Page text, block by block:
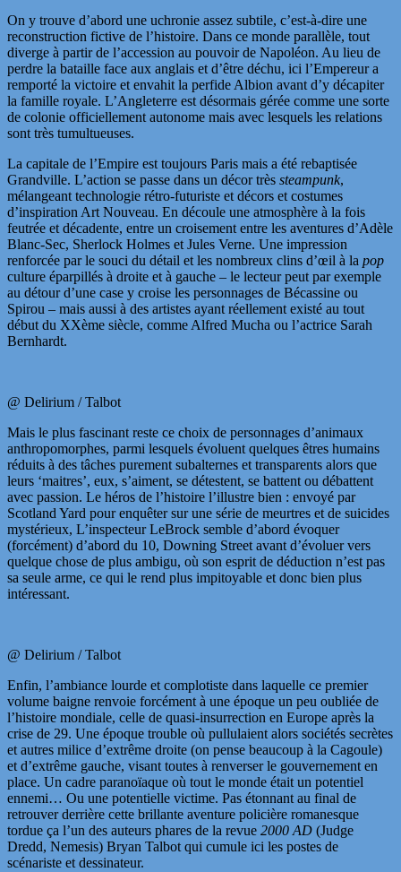
On y trouve d’abord une uchronie assez subtile, c’est-à-dire une
reconstruction fictive de l’histoire. Dans ce monde parallèle, tout
diverge à partir de l’accession au pouvoir de Napoléon. Au lieu de
perdre la bataille face aux anglais et d’être déchu, ici l’Empereur a
remporté la victoire et envahit la perfide Albion avant d’y décapiter
la famille royale. L’Angleterre est désormais gérée comme une sorte
de colonie officiellement autonome mais avec lesquels les relations
sont très tumultueuses.
La capitale de l’Empire est toujours Paris mais a été rebaptisée
Grandville. L’action se passe dans un décor très steampunk,
mélangeant technologie rétro-futuriste et décors et costumes
d’inspiration Art Nouveau. En découle une atmosphère à la fois
feutrée et décadente, entre un croisement entre les aventures d’Adèle
Blanc-Sec, Sherlock Holmes et Jules Verne. Une impression
renforcée par le souci du détail et les nombreux clins d’œil à la pop
culture éparpillés à droite et à gauche – le lecteur peut par exemple
au détour d’une case y croise les personnages de Bécassine ou
Spirou – mais aussi à des artistes ayant réellement existé au tout
début du XXème siècle, comme Alfred Mucha ou l’actrice Sarah
Bernhardt.
@ Delirium / Talbot
Mais le plus fascinant reste ce choix de personnages d’animaux
anthropomorphes, parmi lesquels évoluent quelques êtres humains
réduits à des tâches purement subalternes et transparents alors que
leurs ‘maitres’, eux, s’aiment, se détestent, se battent ou débattent
avec passion. Le héros de l’histoire l’illustre bien : envoyé par
Scotland Yard pour enquêter sur une série de meurtres et de suicides
mystérieux, L’inspecteur LeBrock semble d’abord évoquer
(forcément) d’abord du 10, Downing Street avant d’évoluer vers
quelque chose de plus ambigu, où son esprit de déduction n’est pas
sa seule arme, ce qui le rend plus impitoyable et donc bien plus
intéressant.
@ Delirium / Talbot
Enfin, l’ambiance lourde et complotiste dans laquelle ce premier
volume baigne renvoie forcément à une époque un peu oubliée de
l’histoire mondiale, celle de quasi-insurrection en Europe après la
crise de 29. Une époque trouble où pullulaient alors sociétés secrètes
et autres milice d’extrême droite (on pense beaucoup à la Cagoule)
et d’extrême gauche, visant toutes à renverser le gouvernement en
place. Un cadre paranoïaque où tout le monde était un potentiel
ennemi… Ou une potentielle victime. Pas étonnant au final de
retrouver derrière cette brillante aventure policière romanesque
tordue ça l’un des auteurs phares de la revue 2000 AD (Judge
Dredd, Nemesis) Bryan Talbot qui cumule ici les postes de
scénariste et dessinateur.